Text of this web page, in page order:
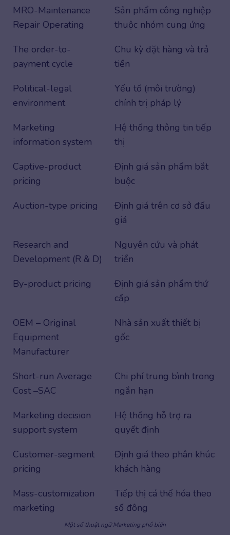
MRO-Maintenance
Repair Operating
Sản phẩm công nghiệp
thuộc nhóm cung ứng
The order-to-
payment cycle
Chu kỳ đặt hàng và trả
tiền
Political-legal
environment
Yếu tố (môi trường)
chính trị pháp lý
Marketing
information system
Hệ thống thông tin tiếp
thị
Captive-product
pricing
Định giá sản phẩm bắt
buộc
Auction-type pricing
Định giá trên cơ sở đấu
giá
Research and
Development (R & D)
Nguyên cứu và phát
triển
By-product pricing
Định giá sản phẩm thứ
cấp
OEM – Original
Equipment
Manufacturer
Nhà sản xuất thiết bị
gốc
Short-run Average
Cost –SAC
Chi phí trung bình trong
ngắn hạn
Marketing decision
support system
Hệ thống hỗ trợ ra
quyết định
Customer-segment
pricing
Định giá theo phân khúc
khách hàng
Mass-customization
marketing
Tiếp thị cá thể hóa theo
số đông
Một số thuật ngữ Marketing phổ biến